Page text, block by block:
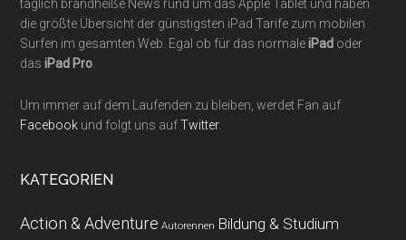
täglich brandheiße News rund um das Apple Tablet und haben
die größte Übersicht der günstigsten iPad Tarife zum mobilen
Surfen im gesamten Web. Egal ob für das normaleiPad oder
dasiPad Pro
Um immer auf dem Laufenden zu bleiben, werdet Fan auf
Facebook und folgt uns aufTwitter.
KATEGORIEN
Action & Adventure Autorennen Bildung & Studium